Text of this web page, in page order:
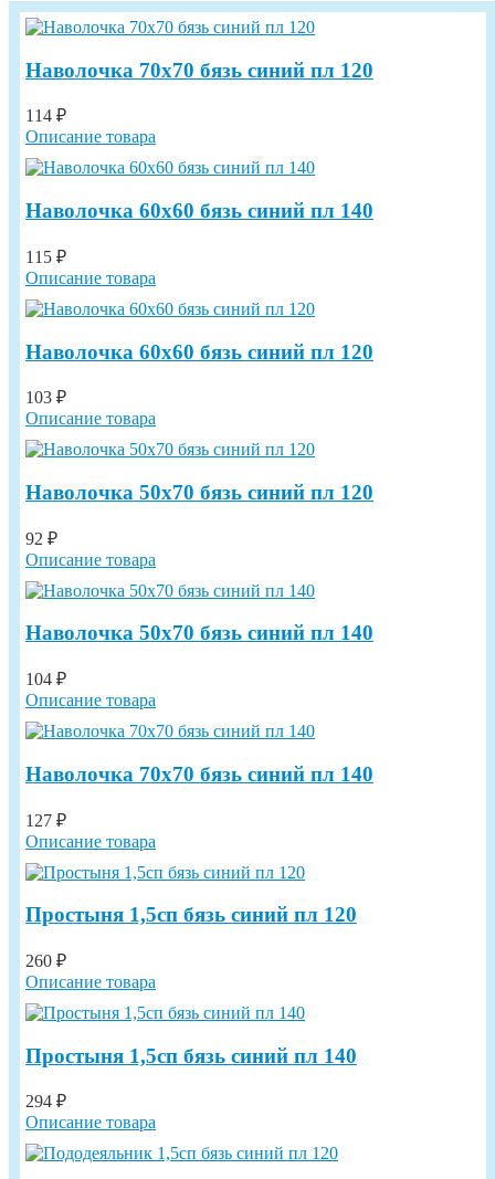
Наволочка 70х70 бязь синий пл 120
114 ₽
Описание товара
Наволочка 60х60 бязь синий пл 140
115 ₽
Описание товара
Наволочка 60х60 бязь синий пл 120
103 ₽
Описание товара
Наволочка 50х70 бязь синий пл 120
92 ₽
Описание товара
Наволочка 50х70 бязь синий пл 140
104 ₽
Описание товара
Наволочка 70х70 бязь синий пл 140
127 ₽
Описание товара
Простыня 1,5сп бязь синий пл 120
260 ₽
Описание товара
Простыня 1,5сп бязь синий пл 140
294 ₽
Описание товара